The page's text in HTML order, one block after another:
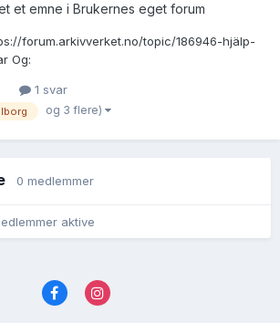
et emne i Brukernes eget forum
forum.arkivverket.no/topic/186946-hjälp-
Og:
Nordland:
view/327/pv00000001019392 SAT,
1 svar
og 3 flere)
0 medlemmer
aktive